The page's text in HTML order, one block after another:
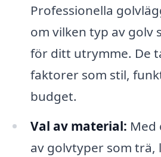
Professionella
om vilken typ av golv
för ditt utrymme. De
faktorer som stil,
budget.
Val av material:
av golvtyper som trä,